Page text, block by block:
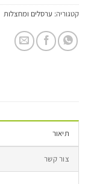
קטגוריה: ערסלים ומחצלות
תיאור
צור קשר